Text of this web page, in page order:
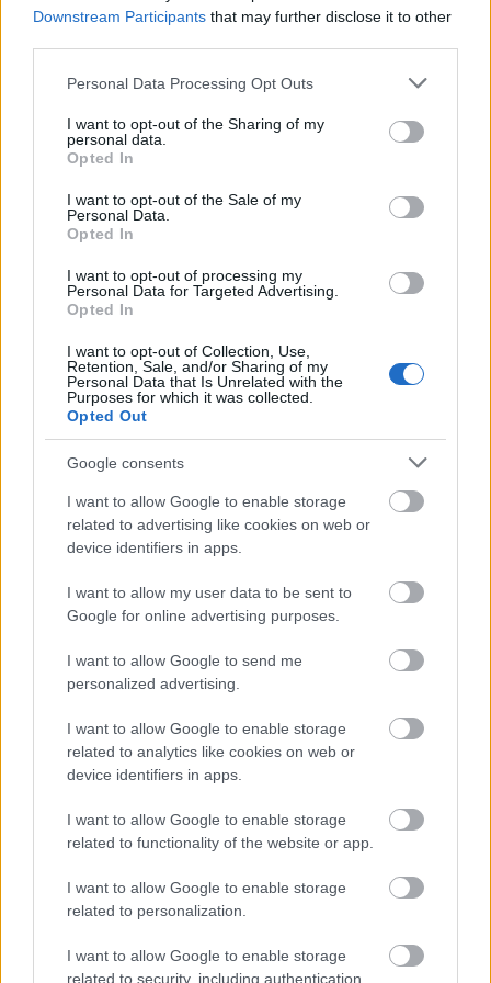
Downstream Participants that may further disclose it to other
Please note that this website/app uses one or more Google
not limited to your visit or usage behaviour. You may click to
grant or deny consent to Google and its third-party tags to
use your data for below specified purposes in below Google
consent section.
Personal Data Processing Opt Outs
I want to opt-out of the Sharing of my
personal data.
Opted In
I want to opt-out of the Sale of my
Personal Data.
Opted In
I want to opt-out of processing my
Personal Data for Targeted Advertising.
Opted In
I want to opt-out of Collection, Use,
Retention, Sale, and/or Sharing of my
Personal Data that Is Unrelated with the
Purposes for which it was collected.
Opted Out
Google consents
I want to allow Google to enable storage
related to advertising like cookies on web or
device identifiers in apps.
I want to allow my user data to be sent to
Google for online advertising purposes.
I want to allow Google to send me
personalized advertising.
I want to allow Google to enable storage
related to analytics like cookies on web or
device identifiers in apps.
I want to allow Google to enable storage
related to functionality of the website or app.
I want to allow Google to enable storage
related to personalization.
I want to allow Google to enable storage
related to security, including authentication
δεν μπορείς να το μετρήσεις δεν μπορείς και να
το αλλάξεις» σημείωσε χαρακτηριστικά ο κ.
Μπλέτσας. Πρόσθεσε μάλιστα ότι
περιστατικά θα δημοσιοποιούνται
, ενώ η
υποχρέωση αναφοράς δεν έχει τιμωρητικό
χαρακτήρα, αλλά στοχεύει και στην έγκαιρη
αντιμετώπιση μιας κυβερνοεπίθεσης, όπως και
στην προστασία άλλων οντοτήτων από
κυβερνοχώρο.
«Η κυβερνοασφάλεια είναι ομαδικό σπορ»
ανέφερε χαρακτηριστικά ο διοικητής της ΕΑΚ, για
την ανάγκη συνεργασίας όλων των εμπλεκομένων
φορέων, έτσι ώστε να αντιμετωπιστούν με
επιτυχία οι προκλήσεις στο εξελισσόμενο τοπίο
των κυβερνοαπειλών.
Κυρώσεις και πρόστιμα έως 10
εκατομμύρια ευρώ
και πρόστιμα για εκείνους τους υπόχρεους που
δεν θα εφαρμόσουν τα σχετικά μέτρα. Ως προς το
ύψος του προστίμου, αυτό μπορεί να φθάσει
και το 2% του παγκόσμιου τζίρου μιας
επιχείρησης(εφόσον δραστηριοποιείται και σε
άλλες αγορές)με μέγιστο ταβάνι τα 10
εκατομμύρια ευρώ. Παράλληλα, προβλέπεται η
προσωρινή αναστολή πιστοποίησης που αφορά
μέρος ή το σύνολο των σχετικών υπηρεσιών,
κάθε φυσικό πρόσωπο που είναι υπεύθυνο για